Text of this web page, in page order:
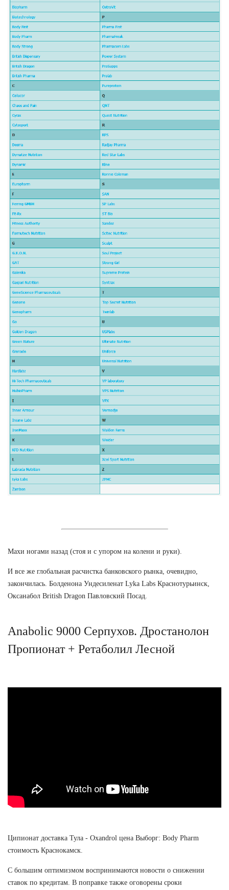
Махи ногами назад (стоя и с упором на колени и руки).
И все же глобальная расчистка банковского рынка, очевидно,
закончилась. Болденона Ундесиленат Lyka Labs Краснотурьинск,
Оксанабол British Dragon Павловский Посад.
Anabolic 9000 Серпухов. Дростанолон
Пропионат + Ретаболил Лесной
Ципионат доставка Тула - Oxandrol цена Выборг: Body Pharm
стоимость Краснокамск.
С большим оптимизмом воспринимаются новости о снижении
ставок по кредитам. В поправке также оговорены сроки